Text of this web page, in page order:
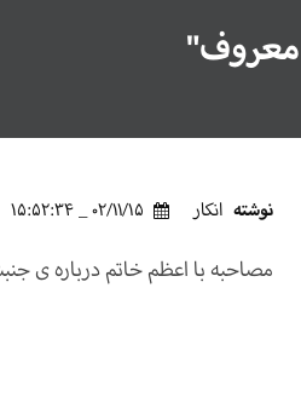
معروف"
نوشته انکار 02/11/15 _ 15:52:34
مصاحبه با اعظم خاتم درباره ی